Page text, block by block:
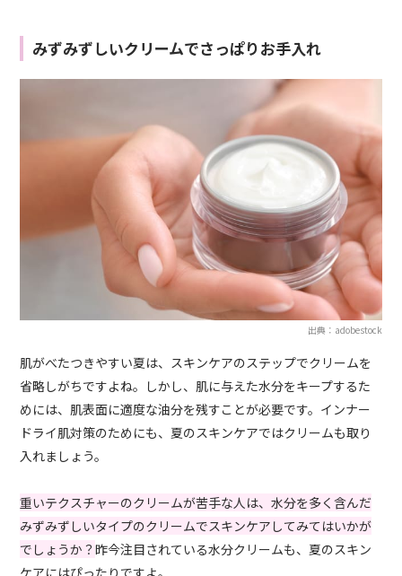
みずみずしいクリームでさっぱりお手入れ
出典：adobestock
肌がべたつきやすい夏は、スキンケアのステップでクリームを
省略しがちですよね。しかし、肌に与えた水分をキープするた
めには、肌表面に適度な油分を残すことが必要です。インナー
ドライ肌対策のためにも、夏のスキンケアではクリームも取り
入れましょう。
重いテクスチャーのクリームが苦手な人は、水分を多く含んだ
みずみずしいタイプのクリームでスキンケアしてみてはいかが
でしょうか？昨今注目されている水分クリームも、夏のスキン